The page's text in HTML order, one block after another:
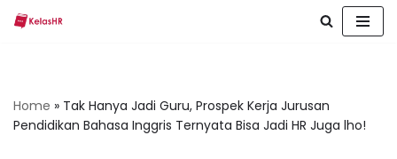
Home » Tak Hanya Jadi Guru, Prospek Kerja Jurusan
Pendidikan Bahasa Inggris Ternyata Bisa Jadi HR Juga lho!